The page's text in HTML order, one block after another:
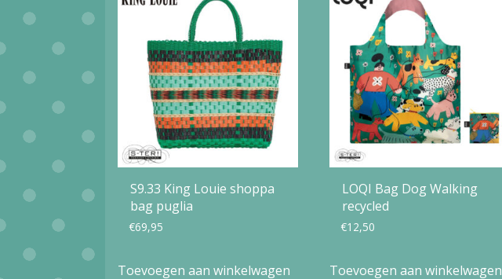
S9.33 King Louie shoppa
bag puglia
€69,95
Toevoegen aan winkelwagen
LOQI Bag Dog Walking
recycled
€12,50
Toevoegen aan winkelwagen